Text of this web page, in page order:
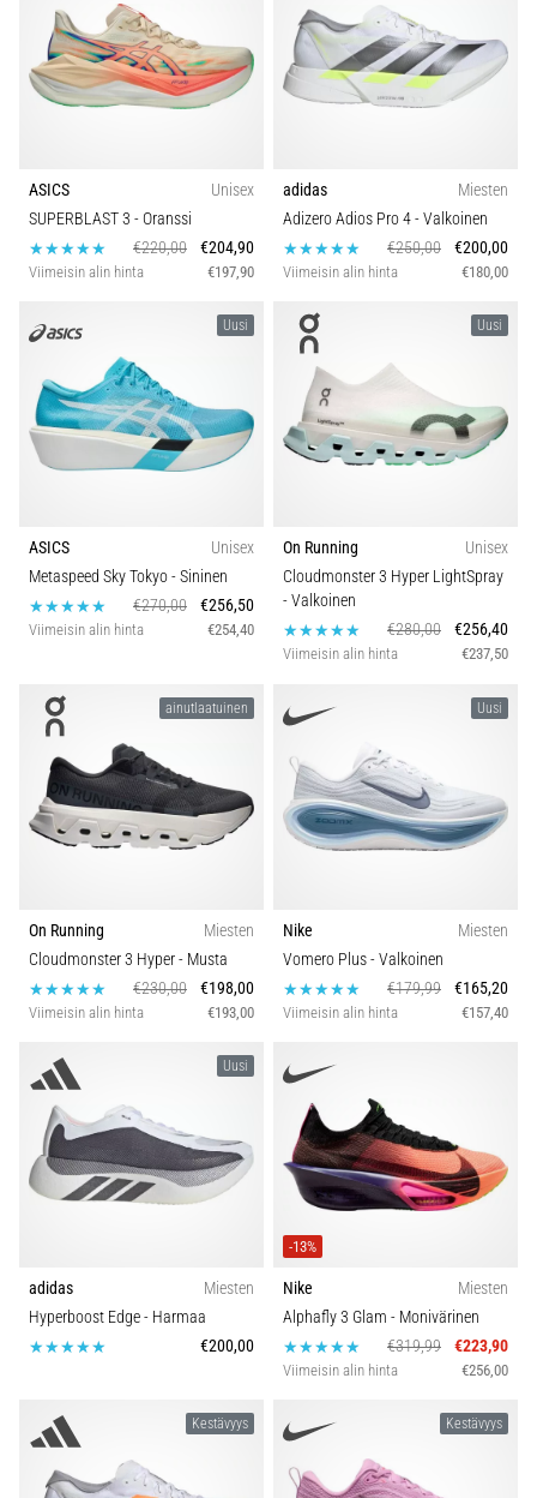
parhaat
juoksukenkämallit,
joissa
Tutustu
pehmustettuihin
kenkiin
maantie-
5. 8. 2026
7 min. luetaan
Yleisimmät
juoksun
aikana
ja
sen
Polvikipu
koettelee
jokaista
juoksijaa
vähintään
kerran
kyseessä
sitten
harrastaja
tai
ammattilainen.
Näytä
kaikki
artikkelit
Malli
Väri
Droppi (mm)
Toiminto
Piikin tyyppi
Mukavuus ja pehmuste
Kengän leveys
Teknologia
ASICS
Unisex
SUPERBLAST 3 - Oranssi
€220,00
€204,90
Viimeisin alin hinta €197,90
adidas
Miesten
Adizero Adios Pro 4- Valkoinen
€250,00
€200,00
Viimeisin alin hinta €180,00
Uusi
ASICS
Unisex
Metaspeed Sky Tokyo- Sininen
€270,00
€256,50
Viimeisin alin hinta €254,40
Uusi
On Running
Unisex
Cloudmonster 3 Hyper LightSpray
- Valkoinen
€280,00
€256,40
Viimeisin alin hinta €237,50
ainutlaatuinen
On Running
Miesten
Cloudmonster 3 Hyper- Musta
€230,00
€198,00
Viimeisin alin hinta €193,00
Uusi
Nike
Miesten
Vomero Plus- Valkoinen
€179,99
€165,20
Viimeisin alin hinta €157,40
Uusi
adidas
Miesten
Hyperboost Edge- Harmaa
€200,00
-13%
Nike
Miesten
Alphafly 3 Glam - Monivärinen
€319,99
€223,90
Viimeisin alin hinta €256,00
Kestävyys Kestävyys